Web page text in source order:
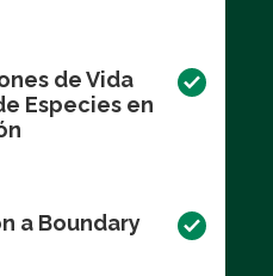
de Vida
Especies en
a Boundary